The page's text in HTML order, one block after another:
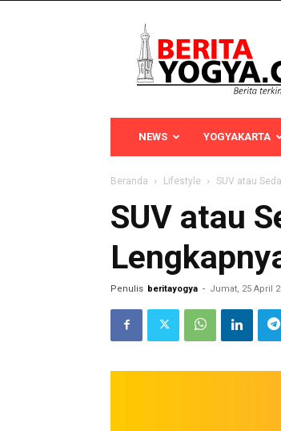
Yogya
NEWS YOGYAKARTA
Beranda Lifestyle SUV atau
SUV atau
Penulis beritayogya - Jumat, 25 April